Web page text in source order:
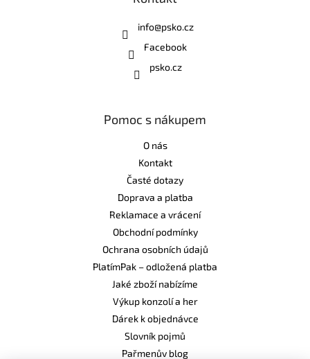
info@psko.cz
Facebook
psko.cz
Pomoc s nákupem
O nás
Kontakt
Časté dotazy
Doprava a platba
Reklamace a vrácení
Obchodní podmínky
Ochrana osobních údajů
PlatímPak – odložená platba
Jaké zboží nabízíme
Výkup konzolí a her
Dárek k objednávce
Slovník pojmů
Pařmenův blog